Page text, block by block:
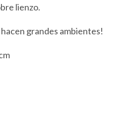
lienzo.
grandes ambientes!